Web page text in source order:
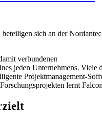
sich an der
verbundenen
jeden Unternehmens.
Projektmanagement-
lernt